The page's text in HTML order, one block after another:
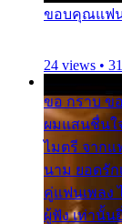
ขอบคุณแฟน
24 views •
ขอ กราบ ข
ผมแสนชื่นใ
ไมตรี จาก
นาม ยอดรัก
คู่แฟนเพลง
ผู้ฟัง เท่านั้น